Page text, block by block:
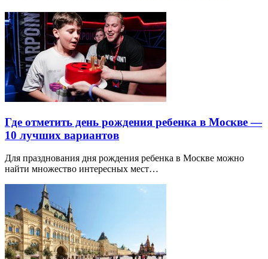
Где отметить день рождения ребенка в Москве —
10 лучших вариантов
Для празднования дня рождения ребенка в Москве можно
найти множество интересных мест…